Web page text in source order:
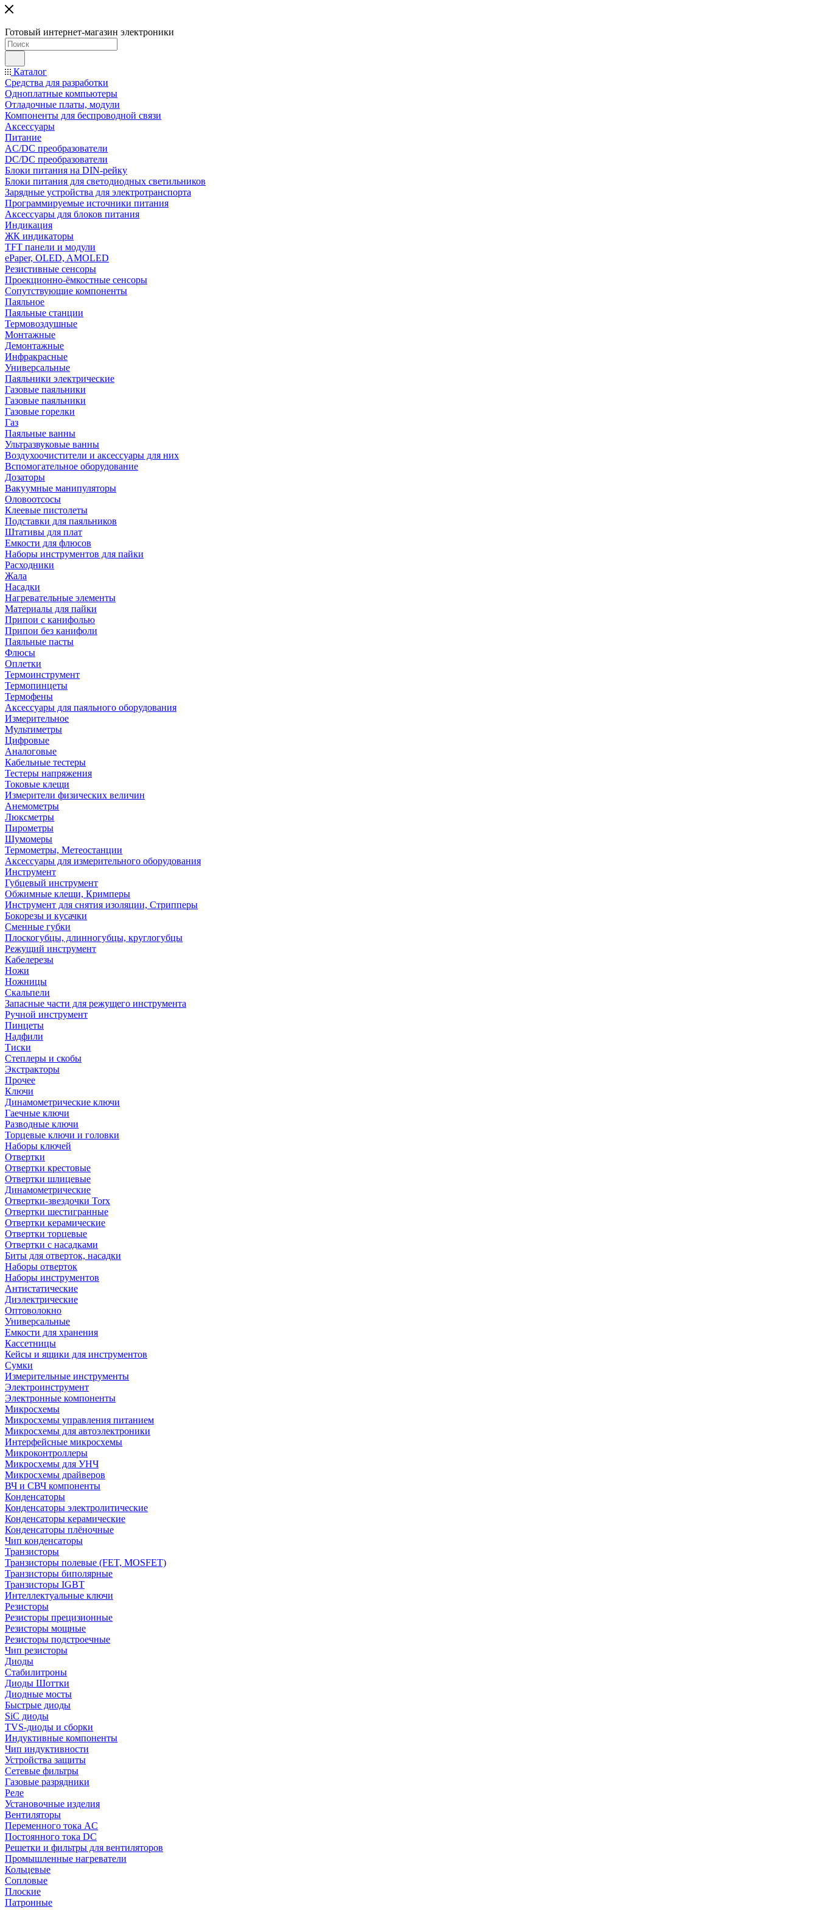
Готовый интернет-магазин электроники
Каталог
Средства для разработки
Одноплатные компьютеры
Отладочные платы, модули
Компоненты для беспроводной связи
Аксессуары
Питание
AC/DC преобразователи
DC/DC преобразователи
Блоки питания на DIN-рейку
Блоки питания для светодиодных светильников
Зарядные устройства для электротранспорта
Программируемые источники питания
Аксессуары для блоков питания
Индикация
ЖК индикаторы
TFT панели и модули
ePaper, OLED, AMOLED
Резистивные сенсоры
Проекционно-ёмкостные сенсоры
Сопутствующие компоненты
Паяльное
Паяльные станции
Термовоздушные
Монтажные
Демонтажные
Инфракрасные
Универсальные
Паяльники электрические
Газовые паяльники
Газовые паяльники
Газовые горелки
Газ
Паяльные ванны
Ультразвуковые ванны
Воздухоочистители и аксессуары для них
Вспомогательное оборудование
Дозаторы
Вакуумные манипуляторы
Оловоотсосы
Клеевые пистолеты
Подставки для паяльников
Штативы для плат
Емкости для флюсов
Наборы инструментов для пайки
Расходники
Жала
Насадки
Нагревательные элементы
Материалы для пайки
Припои с канифолью
Припои без канифоли
Паяльные пасты
Флюсы
Оплетки
Термоинструмент
Термопинцеты
Термофены
Аксессуары для паяльного оборудования
Измерительное
Мультиметры
Цифровые
Аналоговые
Кабельные тестеры
Тестеры напряжения
Токовые клещи
Измерители физических величин
Анемометры
Люксметры
Пирометры
Шумомеры
Термометры, Метеостанции
Аксессуары для измерительного оборудования
Инструмент
Губцевый инструмент
Обжимные клещи, Кримперы
Инструмент для снятия изоляции, Стрипперы
Бокорезы и кусачки
Сменные губки
Плоскогубцы, длинногубцы, круглогубцы
Режущий инструмент
Кабелерезы
Ножи
Ножницы
Скальпели
Запасные части для режущего инструмента
Ручной инструмент
Пинцеты
Надфили
Тиски
Степлеры и скобы
Экстракторы
Прочее
Ключи
Динамометрические ключи
Гаечные ключи
Разводные ключи
Торцевые ключи и головки
Наборы ключей
Отвертки
Отвертки крестовые
Отвертки шлицевые
Динамометрические
Отвертки-звездочки Torx
Отвертки шестигранные
Отвертки керамические
Отвертки торцевые
Отвертки с насадками
Биты для отверток, насадки
Наборы отверток
Наборы инструментов
Антистатические
Диэлектрические
Оптоволокно
Универсальные
Емкости для хранения
Кассетницы
Кейсы и ящики для инструментов
Сумки
Измерительные инструменты
Электроинструмент
Электронные компоненты
Микросхемы
Микросхемы управления питанием
Микросхемы для автоэлектроники
Интерфейсные микросхемы
Микроконтроллеры
Микросхемы для УНЧ
Микросхемы драйверов
ВЧ и СВЧ компоненты
Конденсаторы
Конденсаторы электролитические
Конденсаторы керамические
Конденсаторы плёночные
Чип конденсаторы
Транзисторы
Транзисторы полевые (FET, MOSFET)
Транзисторы биполярные
Транзисторы IGBT
Интеллектуальные ключи
Резисторы
Резисторы прецизионные
Резисторы мощные
Резисторы подстроечные
Чип резисторы
Диоды
Стабилитроны
Диоды Шоттки
Диодные мосты
Быстрые диоды
SiC диоды
TVS-диоды и сборки
Индуктивные компоненты
Чип индуктивности
Устройства защиты
Сетевые фильтры
Газовые разрядники
Реле
Установочные изделия
Вентиляторы
Переменного тока AC
Постоянного тока DC
Решетки и фильтры для вентиляторов
Промышленные нагреватели
Кольцевые
Сопловые
Плоские
Патронные